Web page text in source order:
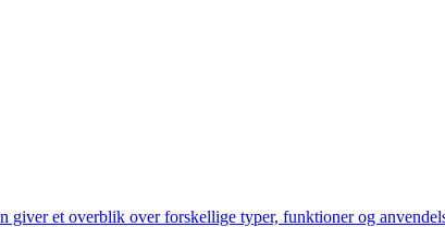
et overblik over forskellige typer, funktioner og